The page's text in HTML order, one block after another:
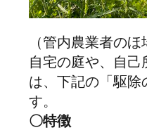
（管内農業者の
自宅の庭や、自
は、下記の「駆
す。
〇特徴